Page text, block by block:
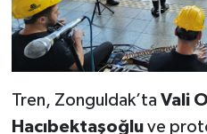
Tren, Zonguldak’ta Vali
Hacıbektaşoğluve